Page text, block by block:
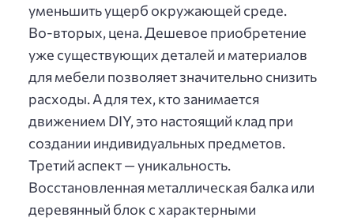
уменьшить ущерб окружающей среде.
Во-вторых, цена. Дешевое приобретение
уже существующих деталей и материалов
для мебели позволяет значительно снизить
расходы. А для тех, кто занимается
движением DIY, это настоящий клад при
создании индивидуальных предметов.
Третий аспект — уникальность.
Восстановленная металлическая балка или
деревянный блок с характерными